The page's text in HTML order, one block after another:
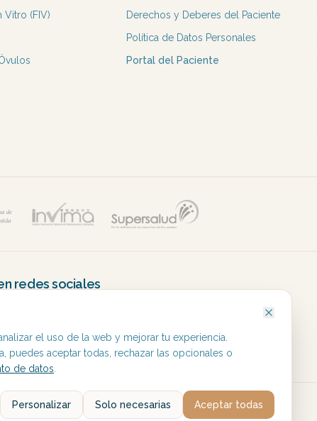
Vitro (FIV)
Derechos y Deberes del Paciente
Política de Datos Personales
Portal del Paciente
redes sociales
del Country. Todos los derechos reservados.
el uso de la web y mejorar tu experiencia.
puedes aceptar todas, rechazar las opcionales o
de datos
Personalizar Solo necesarias Aceptar todas